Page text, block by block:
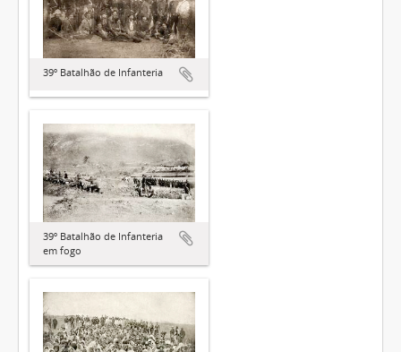
39º Batalhão de Infanteria
39º Batalhão de Infanteria
em fogo